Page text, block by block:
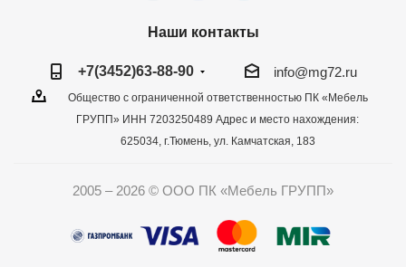
Наши контакты
+7(3452)63-88-90 info@mg72.ru
Общество с ограниченной ответственностью ПК «Мебель
ГРУПП» ИНН 7203250489 Адрес и место нахождения:
625034, г.Тюмень, ул. Камчатская, 183
2005 – 2026 © ООО ПК «Мебель ГРУПП»